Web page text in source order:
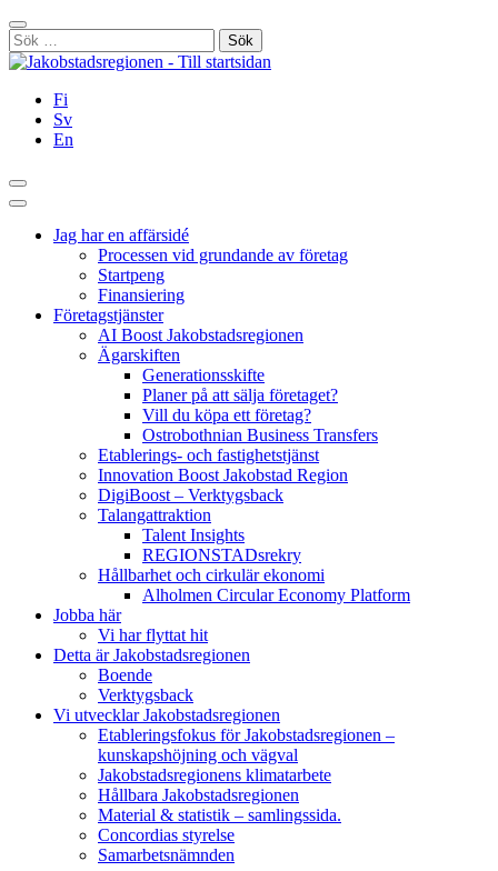
Hoppa
till
innehållet
Stäng
Sök
efter:
Fi
Sv
En
Sök
Huvudmeny
Jag har en affärsidé
Processen vid grundande av företag
Startpeng
Finansiering
Företagstjänster
AI Boost Jakobstadsregionen
Ägarskiften
Generationsskifte
Planer på att sälja företaget?
Vill du köpa ett företag?
Ostrobothnian Business Transfers
Etablerings- och fastighetstjänst
Innovation Boost Jakobstad Region
DigiBoost – Verktygsback
Talangattraktion
Talent Insights
REGIONSTADsrekry
Hållbarhet och cirkulär ekonomi
Alholmen Circular Economy Platform
Jobba här
Vi har flyttat hit
Detta är Jakobstadsregionen
Boende
Verktygsback
Vi utvecklar Jakobstadsregionen
Etableringsfokus för Jakobstadsregionen –
kunskapshöjning och vägval
Jakobstadsregionens klimatarbete
Hållbara Jakobstadsregionen
Material & statistik – samlingssida.
Concordias styrelse
Samarbetsnämnden